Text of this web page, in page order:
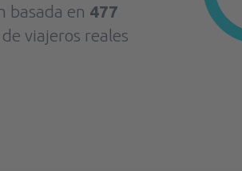
basada en 477
de viajeros reales